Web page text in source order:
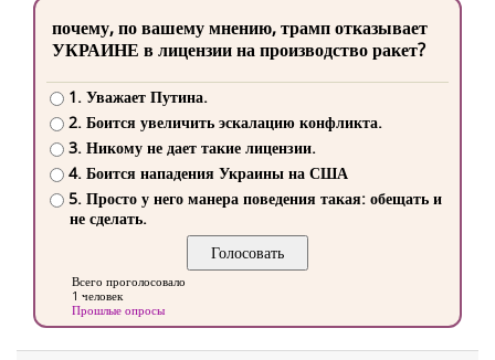
почему, по вашему мнению, трамп отказывает
УКРАИНЕ в лицензии на производство ракет?
1. Уважает Путина.
2. Боится увеличить эскалацию конфликта.
3. Никому не дает такие лицензии.
4. Боится нападения Украины на США
5. Просто у него манера поведения такая: обещать и
не сделать.
Всего проголосовало
1 человек
Прошлые опросы